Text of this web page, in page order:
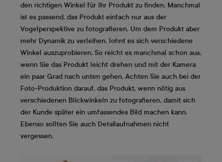
den richtigen Winkel für Ihr Produkt zu finden. Manchmal
ist es passend, das Produkt einfach nur aus der
Vogelperspektive zu fotografieren. Um dem Produkt aber
mehr Dynamik zu verleihen, lohnt es sich verschiedene
Winkel auszuprobieren. So reicht es manchmal schon aus,
wenn Sie das Produkt leicht drehen und mit der Kamera
ein paar Grad nach unten gehen. Achten Sie auch bei der
Foto-Produktion darauf, das Produkt, wenn nötig aus
verschiedenen Blickwinkeln zu fotografieren, damit sich
der Kunde später ein umfassendes Bild machen kann.
Ebenso sollten Sie auch Detailaufnahmen nicht
vergessen.